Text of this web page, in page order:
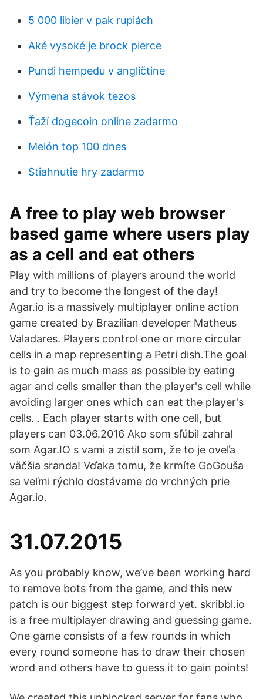
5 000 libier v pak rupiách
Aké vysoké je brock pierce
Pundi hempedu v angličtine
Výmena stávok tezos
Ťaží dogecoin online zadarmo
Melón top 100 dnes
Stiahnutie hry zadarmo
A free to play web browser
based game where users play
as a cell and eat others
Play with millions of players around the world
and try to become the longest of the day!
Agar.io is a massively multiplayer online action
game created by Brazilian developer Matheus
Valadares. Players control one or more circular
cells in a map representing a Petri dish.The goal
is to gain as much mass as possible by eating
agar and cells smaller than the player's cell while
avoiding larger ones which can eat the player's
cells. . Each player starts with one cell, but
players can 03.06.2016 Ako som sľúbil zahral
som Agar.IO s vami a zistil som, že to je oveľa
väčšia sranda! Vďaka tomu, že krmíte GoGouša
sa veľmi rýchlo dostávame do vrchných prie
Agar.io.
31.07.2015
As you probably know, we’ve been working hard
to remove bots from the game, and this new
patch is our biggest step forward yet. skribbl.io
is a free multiplayer drawing and guessing game.
One game consists of a few rounds in which
every round someone has to draw their chosen
word and others have to guess it to gain points!